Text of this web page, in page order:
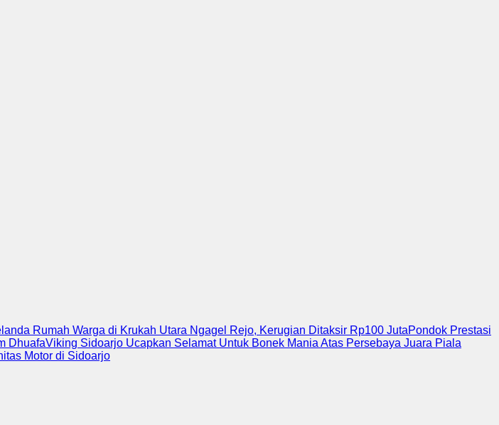
Rumah Warga di Krukah Utara Ngagel Rejo, Kerugian Ditaksir Rp100 JutaPondok Prestasi
DhuafaViking Sidoarjo Ucapkan Selamat Untuk Bonek Mania Atas Persebaya Juara Piala
Motor di Sidoarjo